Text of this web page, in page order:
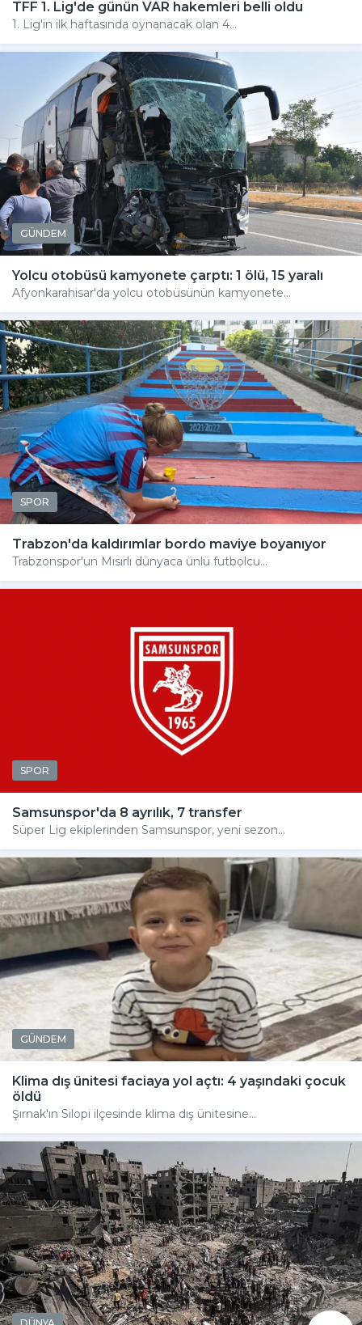
TFF 1. Lig'de günün VAR hakemleri belli oldu
1. Lig'in ilk haftasında oynanacak olan 4...
GÜNDEM
Yolcu otobüsü kamyonete çarptı: 1 ölü, 15 yaralı
Afyonkarahisar'da yolcu otobüsünün kamyonete...
SPOR
Trabzon'da kaldırımlar bordo maviye boyanıyor
Trabzonspor'un Mısırlı dünyaca ünlü futbolcu...
SPOR
Samsunspor'da 8 ayrılık, 7 transfer
Süper Lig ekiplerinden Samsunspor, yeni sezon...
GÜNDEM
Klima dış ünitesi faciaya yol açtı: 4 yaşındaki çocuk
öldü
Şırnak'ın Silopi ilçesinde klima dış ünitesine...